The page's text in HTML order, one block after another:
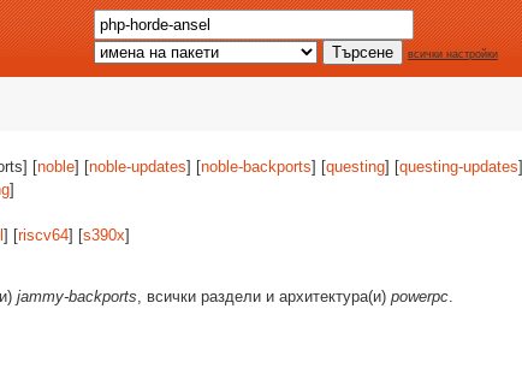
всички настройки
[noble] [noble-updates] [noble-backports] [questing] [questing-updates]
]
] [riscv64] [s390x]
jammy-backports, всички раздели и архитектура(и) powerpc.